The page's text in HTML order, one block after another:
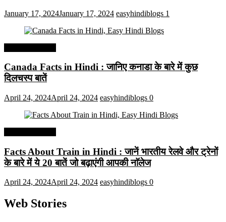
January 17, 2024January 17, 2024 easyhindiblogs 1
Canada Facts in Hindi : जानिए कनाडा के बारे में कुछ
दिलचस्प बातें
April 24, 2024April 24, 2024 easyhindiblogs 0
Facts About Train in Hindi : जानें भारतीय रेलवे और ट्रेनों
के बारे में ये 20 बातें जो बढ़ाएंगी आपकी नाॅलेज
April 24, 2024April 24, 2024 easyhindiblogs 0
Web Stories